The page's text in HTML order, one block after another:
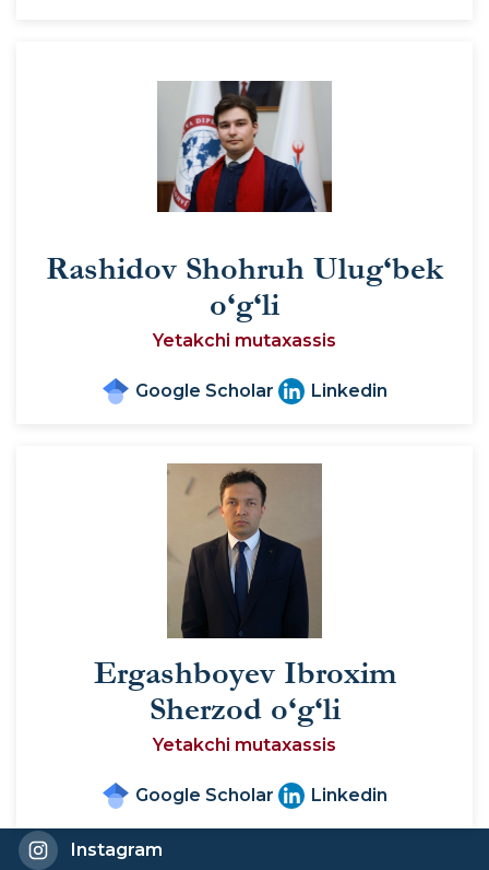
Rashidov Shohruh Ulug‘bek
o‘g‘li
Yetakchi mutaxassis
Google Scholar Linkedin
Ergashboyev Ibroxim
Sherzod o‘g‘li
Yetakchi mutaxassis
Google Scholar Linkedin
Instagram